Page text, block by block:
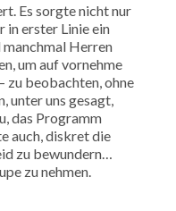
Es sorgte nicht nur
in erster Linie ein
manchmal Herren
um auf vornehme
zu beobachten, ohne
unter uns gesagt,
das Programm
auch, diskret die
zu bewundern…
zu nehmen.